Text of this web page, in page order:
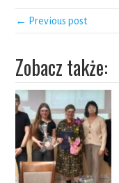
← Previous post
Zobacz także: